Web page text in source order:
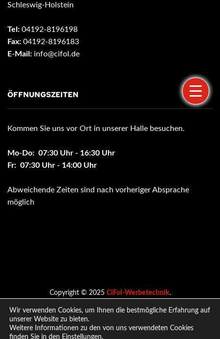
Schleswig-Holstein
Tel: 04192-8196198
Fax: 04192-8196183
E-Mail: info@cifol.de
ÖFFNUNGSZEITEN
Kommen Sie uns vor Ort in unserer Halle besuchen.
Mo-Do: 07:30 Uhr - 16:30 Uhr
Fr: 07:30 Uhr - 14:00 Uhr
Abweichende Zeiten sind nach vorheriger Absprache
möglich
Copyright © 2025 CiFol-Werbetechnik.
Nach oben
Wir verwenden Cookies, um Ihnen die bestmögliche Erfahrung auf
unserer Website zu bieten.
Weitere Informationen zu den von uns verwendeten Cookies
finden Sie in den Einstellungen.